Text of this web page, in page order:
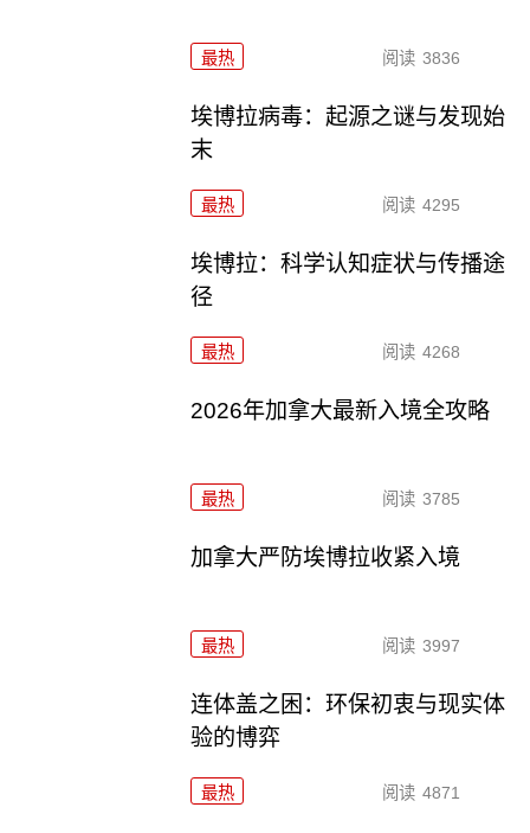
最热 阅读 3836
埃博拉病毒：起源之谜与发现始
末
最热 阅读 4295
埃博拉：科学认知症状与传播途
径
最热 阅读 4268
2026年加拿大最新入境全攻略
最热 阅读 3785
加拿大严防埃博拉收紧入境
最热 阅读 3997
连体盖之困：环保初衷与现实体
验的博弈
最热 阅读 4871